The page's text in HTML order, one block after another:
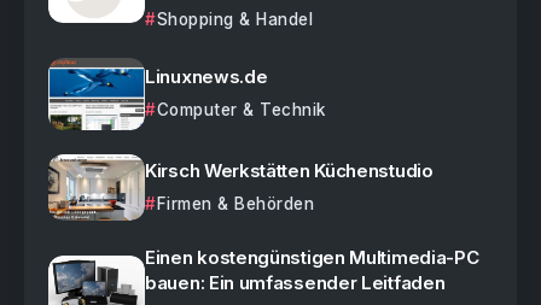
Shopping & Handel
Linuxnews.de
Computer & Technik
Kirsch Werkstätten Küchenstudio
Firmen & Behörden
Einen kostengünstigen Multimedia-PC
bauen: Ein umfassender Leitfaden